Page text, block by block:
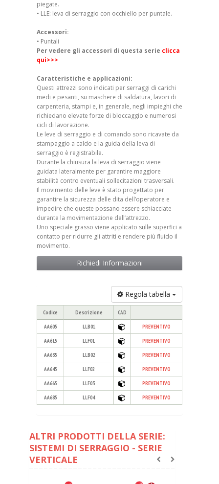
piegate.
• LLE: leva di serraggio con occhiello per puntale.
Accessori:
• Puntali
Per vedere gli accessori di questa serie clicca
qui>>>
Caratteristiche e applicazioni:
Questi attrezzi sono indicati per serraggi di carichi
medi e pesanti, su maschere di saldatura, lavori di
carpenteria, stampi e, in generale, negli impieghi che
richiedano elevate forze di bloccaggio e numerosi
cicli di lavorazione.
Le leve di serraggio e di comando sono ricavate da
stampaggio a caldo e la guida della leva di
serraggio è registrabile.
Durante la chiusura la leva di serraggio viene
guidata lateralmente per garantire maggiore
stabilità contro eventuali sollecitazioni trasversali.
Il movimento delle leve è stato progettato per
garantire la sicurezza delle dita dell’operatore e
impedire che queste possano essere schiacciate
durante la movimentazione dell’attrezzo.
Uno speciale grasso viene applicato sulle superfici a
contatto per ridurre gli attriti e rendere più fluido il
movimento.
Richiedi Informazioni
Regola tabella
Codice Descrizione CAD
AA605 LLB01 PREVENTIVO
AA615 LLF01 PREVENTIVO
AA635 LLB02 PREVENTIVO
AA645 LLF02 PREVENTIVO
AA665 LLF03 PREVENTIVO
AA685 LLF04 PREVENTIVO
ALTRI PRODOTTI DELLA SERIE:
SISTEMI DI SERRAGGIO - SERIE
VERTICALE